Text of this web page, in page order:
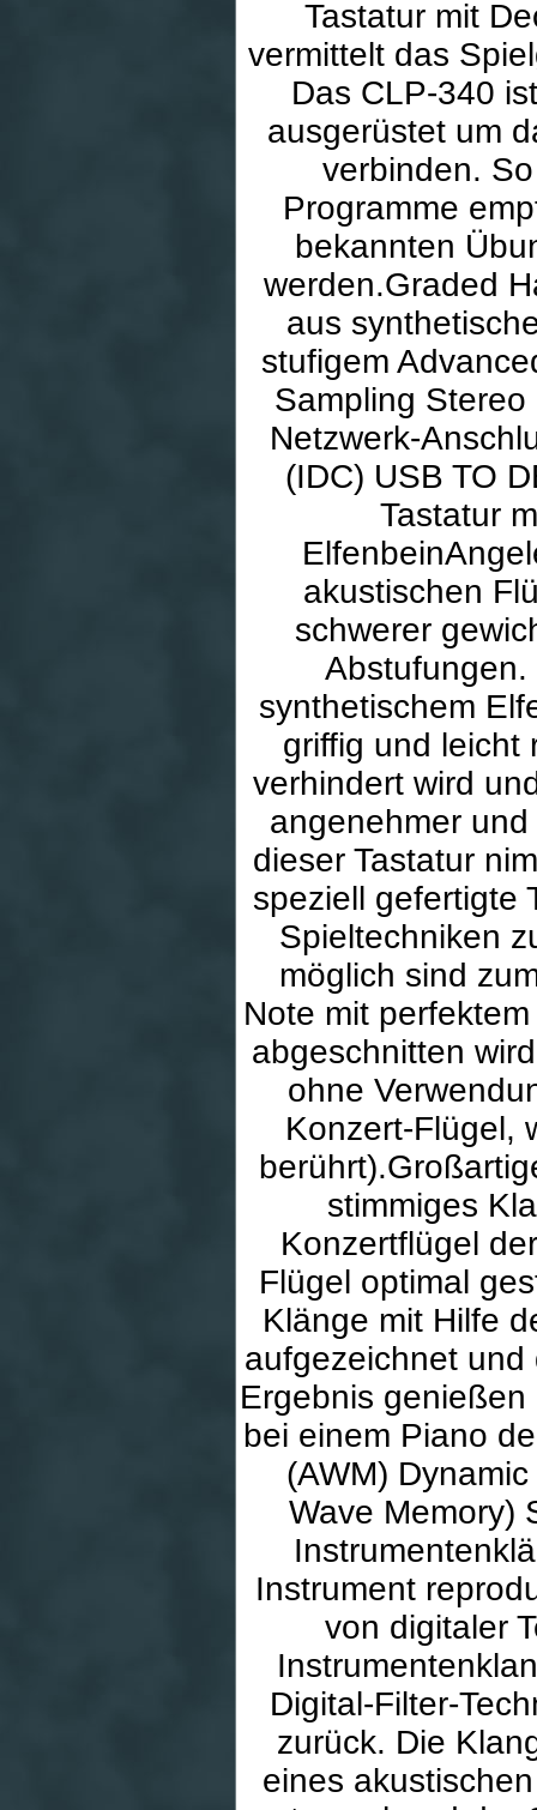
Tastatur mit
vermittelt das
Das CLP-340
ausgerüstet um
verbinden.
Programme
bekannten
werden.Graded
aus
stufigem
Sampling
Netzwerk-
(IDC) USB TO
Tastatur
akustischen
schwerer
Abstufungen.
synthetischem
griffig und leicht
verhindert wird
angenehmer
dieser Tastatur
speziell gefertigte
Spieltechniken
möglich sind
Note mit
abgeschnitten
ohne
Konzert-Flügel,
stimmiges
Konzertflügel
Flügel optimal
Klänge mit Hilfe
aufgezeichnet
Ergebnis
bei einem Piano
(AWM)
Wave Memory)
Instrument
von digitaler
Digital-Filter-
zurück. Die
eines